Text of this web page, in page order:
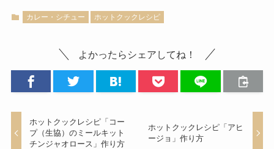
カレー・シチュー ホットクックレシピ
よかったらシェアしてね！
ホットクックレシピ「コー
プ（生協）のミールキット
チンジャオロース」作り方
ホットクックレシピ「アヒ
ージョ」作り方